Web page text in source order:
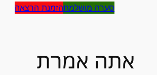
סערה מושלמתהזמנת הרצאה
אתה אמרת